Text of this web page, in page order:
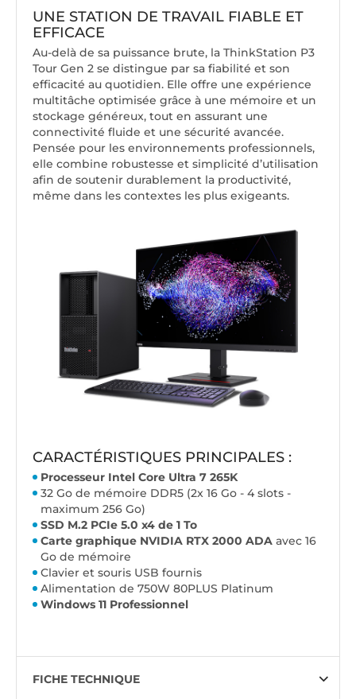
UNE STATION DE TRAVAIL FIABLE ET
EFFICACE
Au-delà de sa puissance brute, la ThinkStation P3
Tour Gen 2 se distingue par sa fiabilité et son
efficacité au quotidien. Elle offre une expérience
multitâche optimisée grâce à une mémoire et un
stockage généreux, tout en assurant une
connectivité fluide et une sécurité avancée.
Pensée pour les environnements professionnels,
elle combine robustesse et simplicité d’utilisation
afin de soutenir durablement la productivité,
même dans les contextes les plus exigeants.
CARACTÉRISTIQUES PRINCIPALES :
Processeur Intel Core Ultra 7 265K
32 Go de mémoire DDR5 (2x 16 Go - 4 slots -
maximum 256 Go)
SSD M.2 PCIe 5.0 x4 de 1 To
Carte graphique NVIDIA RTX 2000 ADA avec 16
Go de mémoire
Clavier et souris USB fournis
Alimentation de 750W 80PLUS Platinum
Windows 11 Professionnel
FICHE TECHNIQUE